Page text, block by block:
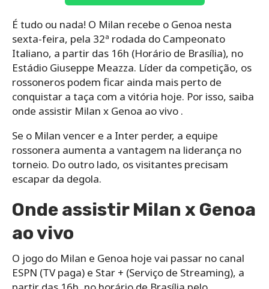
É tudo ou nada! O Milan recebe o Genoa nesta
sexta-feira, pela 32ª rodada do Campeonato
Italiano, a partir das 16h (Horário de Brasília), no
Estádio Giuseppe Meazza. Líder da competição, os
rossoneros podem ficar ainda mais perto de
conquistar a taça com a vitória hoje. Por isso, saiba
onde assistir Milan x Genoa ao vivo .
Se o Milan vencer e a Inter perder, a equipe
rossonera aumenta a vantagem na liderança no
torneio. Do outro lado, os visitantes precisam
escapar da degola.
Onde assistir Milan x Genoa
ao vivo
O jogo do Milan e Genoa hoje vai passar no canal
ESPN (TV paga) e Star + (Serviço de Streaming), a